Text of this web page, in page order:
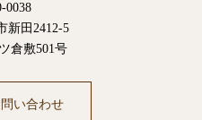
0038
新田2412-5
倉敷501号
い合わせ